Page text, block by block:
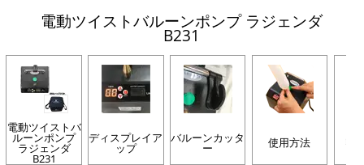
電動ツイストバルーンポンプ ラジェンダ
B231
電動ツイストバ
ルーンポンプ
ラジェンダ
B231
ディスプレイア
ップ
バルーンカッタ
ー 使用方法